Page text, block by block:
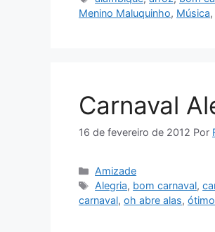
Menino Maluquinho, Música,
Carnaval
16 de fevereiro de 2012 Por
Categorias
Amizade
Tags
Alegria, bom carnaval,
carnaval, oh abre alas,